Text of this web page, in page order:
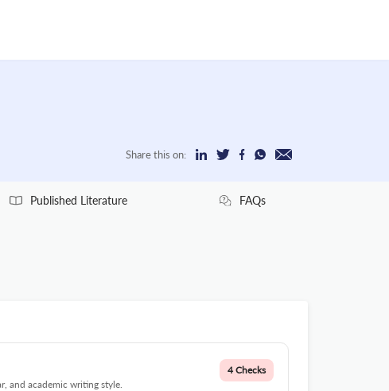
Share this on:
Published Literature FAQs
and academic writing style.
4 Checks